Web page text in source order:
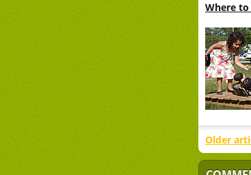
Where
Older